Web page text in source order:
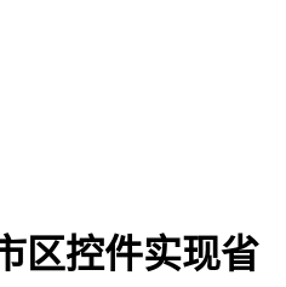
区控件实现省